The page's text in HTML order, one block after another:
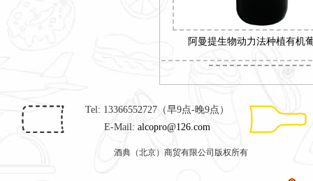
阿曼提生物动力法种植有机
Tel: 13366552727（早9点-晚9点）
E-Mail: alcopro@126.com
酒典（北京）商贸有限公司版权所有